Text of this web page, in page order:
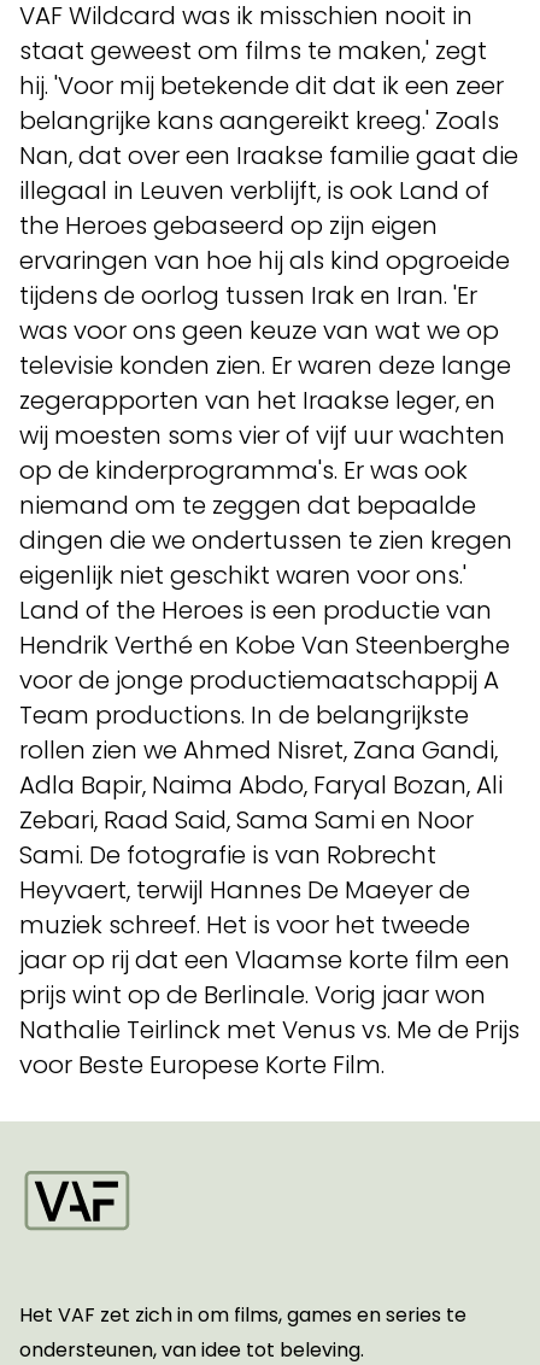
VAF Wildcard was ik misschien nooit in
staat geweest om films te maken,' zegt
hij. 'Voor mij betekende dit dat ik een zeer
belangrijke kans aangereikt kreeg.' Zoals
Nan, dat over een Iraakse familie gaat die
illegaal in Leuven verblijft, is ook Land of
the Heroes gebaseerd op zijn eigen
ervaringen van hoe hij als kind opgroeide
tijdens de oorlog tussen Irak en Iran. 'Er
was voor ons geen keuze van wat we op
televisie konden zien. Er waren deze lange
zegerapporten van het Iraakse leger, en
wij moesten soms vier of vijf uur wachten
op de kinderprogramma's. Er was ook
niemand om te zeggen dat bepaalde
dingen die we ondertussen te zien kregen
eigenlijk niet geschikt waren voor ons.'
Land of the Heroes is een productie van
Hendrik Verthé en Kobe Van Steenberghe
voor de jonge productiemaatschappij A
Team productions. In de belangrijkste
rollen zien we Ahmed Nisret, Zana Gandi,
Adla Bapir, Naima Abdo, Faryal Bozan, Ali
Zebari, Raad Said, Sama Sami en Noor
Sami. De fotografie is van Robrecht
Heyvaert, terwijl Hannes De Maeyer de
muziek schreef. Het is voor het tweede
jaar op rij dat een Vlaamse korte film een
prijs wint op de Berlinale. Vorig jaar won
Nathalie Teirlinck met Venus vs. Me de Prijs
voor Beste Europese Korte Film.
Het VAF zet zich in om films, games en series te
ondersteunen, van idee tot beleving.